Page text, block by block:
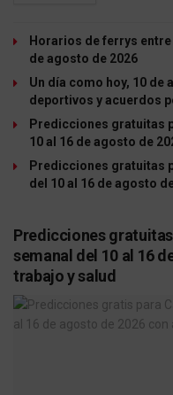
Horarios de ferrys
de agosto de 2026
Un día como hoy, 10
deportivos y acuerdos
Predicciones gratuitas
10 al 16 de agosto de
Predicciones gratuitas
del 10 al 16 de agosto
Predicciones
semanal del 10 al 16
trabajo y salud